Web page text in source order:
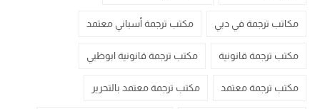
مكاتب ترجمة في دبي مكتب ترجمة أسباني معتمد
مكتب ترجمة قانونية مكتب ترجمة قانونية ابوظبي
مكتب ترجمة معتمد مكتب ترجمة معتمد بالتحرير